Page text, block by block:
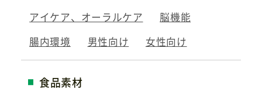
アイケア、オーラルケア
脳機能
腸内環境
男性向け 女性向け
食品素材